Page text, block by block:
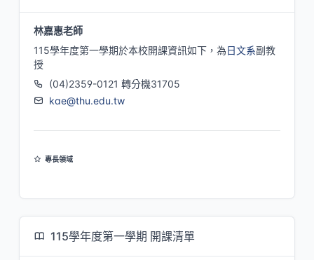
林嘉惠老師
115學年度第一學期於本校開課資訊如下，為日文系副教
授
(04)2359-0121 轉分機31705
kae@thu.edu.tw
專長領域
115學年度第一學期 開課清單